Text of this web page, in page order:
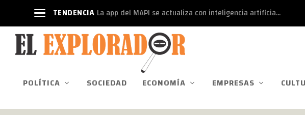
TENDENCIA La app del MAPI se actualiza con inteligencia artificia...
POLÍTICA SOCIEDAD ECONOMÍA EMPRESAS